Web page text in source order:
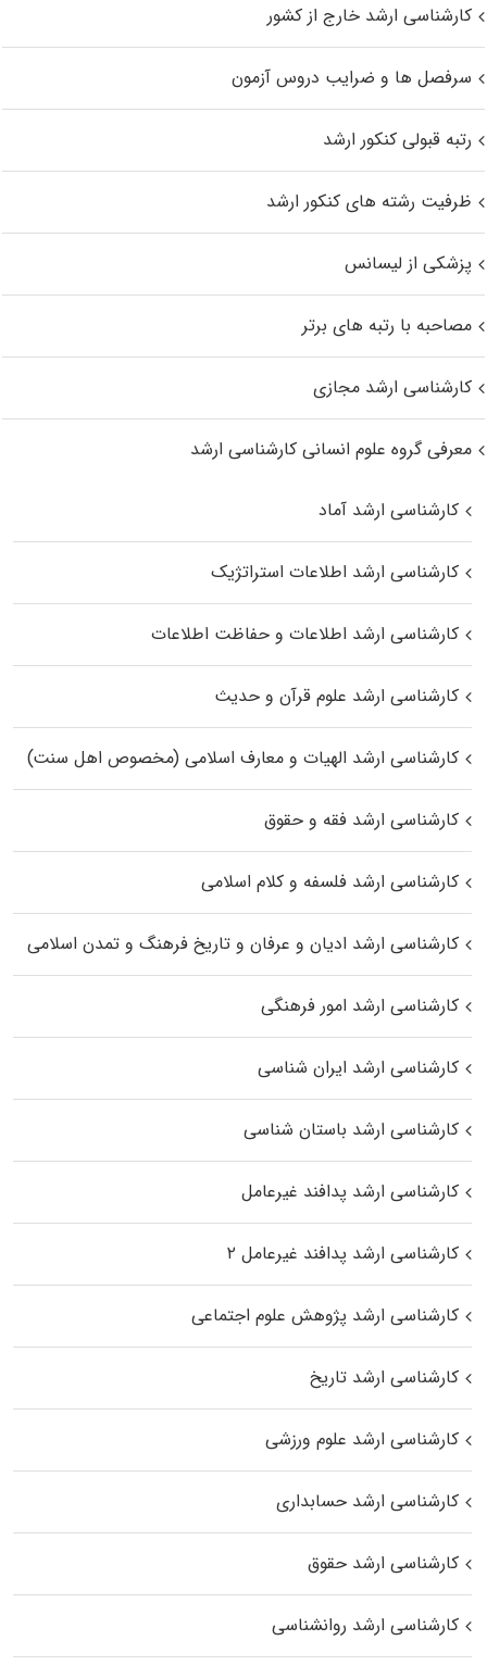
کارشناسی ارشد خارج از کشور
سرفصل ها و ضرایب دروس آزمون
رتبه قبولی کنکور ارشد
ظرفیت رشته های کنکور ارشد
پزشکی از لیسانس
مصاحبه با رتبه های برتر
کارشناسی ارشد مجازی
معرفی گروه علوم انسانی کارشناسی ارشد
کارشناسی ارشد آماد
کارشناسی ارشد اطلاعات استراتژیک
کارشناسی ارشد اطلاعات و حفاظت اطلاعات
کارشناسی ارشد علوم قرآن و حدیث
کارشناسی ارشد الهیات و معارف اسلامی (مخصوص اهل سنت)
کارشناسی ارشد فقه و حقوق
کارشناسی ارشد فلسفه و کلام اسلامی
کارشناسی ارشد ادیان و عرفان و تاریخ فرهنگ و تمدن اسلامی
کارشناسی ارشد امور فرهنگی
کارشناسی ارشد ایران شناسی
کارشناسی ارشد باستان شناسی
کارشناسی ارشد پدافند غیرعامل
کارشناسی ارشد پدافند غیرعامل ۲
کارشناسی ارشد پژوهش علوم اجتماعی
کارشناسی ارشد تاریخ
کارشناسی ارشد علوم ورزشی
کارشناسی ارشد حسابداری
کارشناسی ارشد حقوق
کارشناسی ارشد روانشناسی